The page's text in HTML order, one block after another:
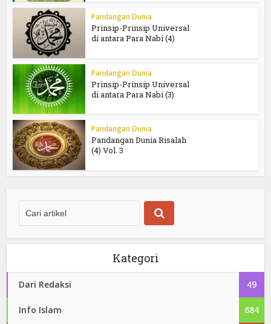
Pandangan Dunia
Prinsip-Prinsip Universal
di antara Para Nabi (4)
Pandangan Dunia
Prinsip-Prinsip Universal
di antara Para Nabi (3)
Pandangan Dunia
Pandangan Dunia Risalah
(4) Vol. 3
Kategori
Dari Redaksi 49
Info Islam 684